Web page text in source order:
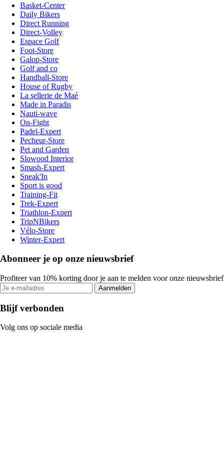
Basket-Center
Daily Bikers
Direct Running
Direct-Volley
Espace Golf
Foot-Store
Galop-Store
Golf and co
Handball-Store
House of Rugby
La sellerie de Maé
Made in Paradis
Nauti-wave
On-Fight
Padel-Expert
Pecheur-Store
Pet and Garden
Slowood Interior
Smash-Expert
Sneak'In
Sport is good
Training-Fit
Trek-Expert
Triathlon-Expert
TripNBikers
Vélo-Store
Winter-Expert
Abonneer je op onze nieuwsbrief
Profiteer van 10% korting door je aan te melden voor onze nieuwsbrief
Aanmelden
Blijf verbonden
Volg ons op sociale media